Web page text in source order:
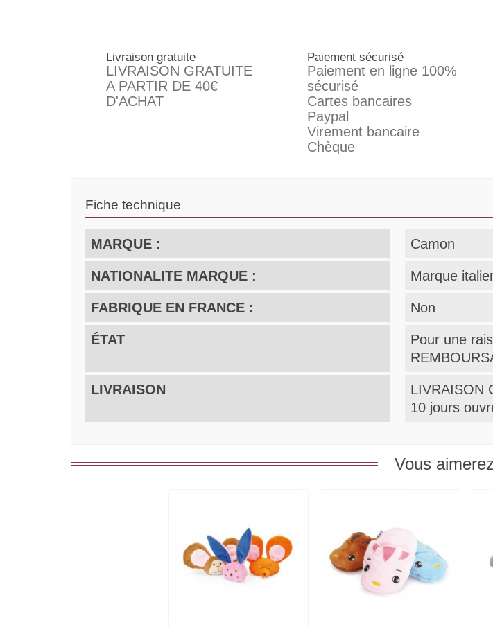
Livraison gratuite
LIVRAISON GRATUITE
A PARTIR DE 40€
D'ACHAT
Paiement sécurisé
Paiement en ligne 100%
sécurisé
Cartes bancaires
Paypal
Virement bancaire
Chèque
Fiche technique
MARQUE : Camon
NATIONALITE MARQUE : Marque
FABRIQUE EN FRANCE : Non
ÉTAT
Pour une
LIVRAISON
LIVRAISON
10 jours
Vous